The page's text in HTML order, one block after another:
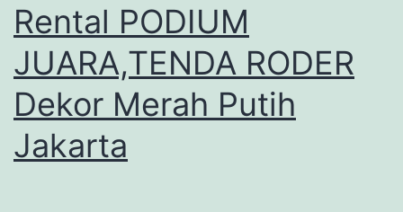
Rental PODIUM
JUARA,TENDA RODER
Dekor Merah Putih
Jakarta